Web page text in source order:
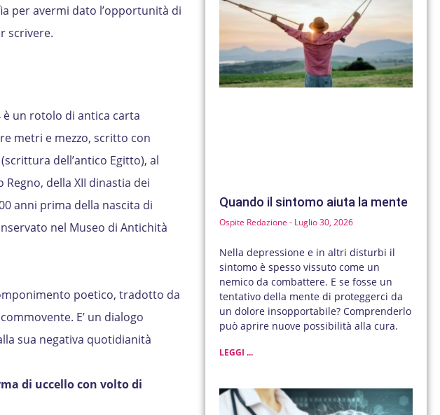
per avermi dato l’opportunità di
scrivere.
è un rotolo di antica carta
metri e mezzo, scritto con
dell’antico Egitto), al
della XII dinastia dei
anni prima della nascita di
nel Museo di Antichità
poetico, tradotto da
E’ un dialogo
sua negativa quotidianità
di uccello con volto di
Quando il sintomo aiuta la mente
Ospite Redazione Luglio 30, 2026
Nella depressione e in altri disturbi il
sintomo è spesso vissuto come un
nemico da combattere. E se fosse un
tentativo della mente di proteggerci da
un dolore insopportabile? Comprenderlo
può aprire nuove possibilità alla cura.
LEGGI ...